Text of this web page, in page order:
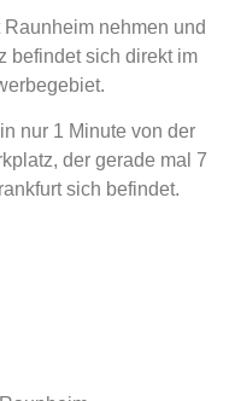
nehmen und
befindet sich direkt im
nur 1 Minute von der
der gerade mal 7
sich befindet.